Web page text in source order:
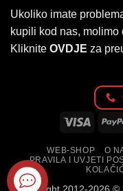
Ukoliko imate
kupili kod nas,
Kliknite OVDJE za
Visa
WEB-SHOP O
PRAVILA I UVJETI
Copyright 2012-2026 ©